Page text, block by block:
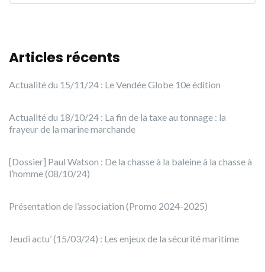
Articles récents
Actualité du 15/11/24 : Le Vendée Globe 10e édition
Actualité du 18/10/24 : La fin de la taxe au tonnage : la
frayeur de la marine marchande
[Dossier] Paul Watson : De la chasse à la baleine à la chasse à
l’homme (08/10/24)
Présentation de l’association (Promo 2024-2025)
Jeudi actu’ (15/03/24) : Les enjeux de la sécurité maritime